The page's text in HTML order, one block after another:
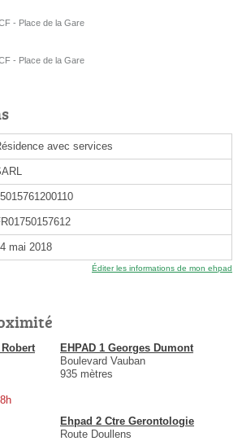
- Place de la Gare
- Place de la Gare
avec services
mai 2018
Éditer les informations de mon ehpad
EHPAD 1 Georges Dumont
Boulevard Vauban
935 mètres
Ehpad 2 Ctre Gerontologie
Route Doullens